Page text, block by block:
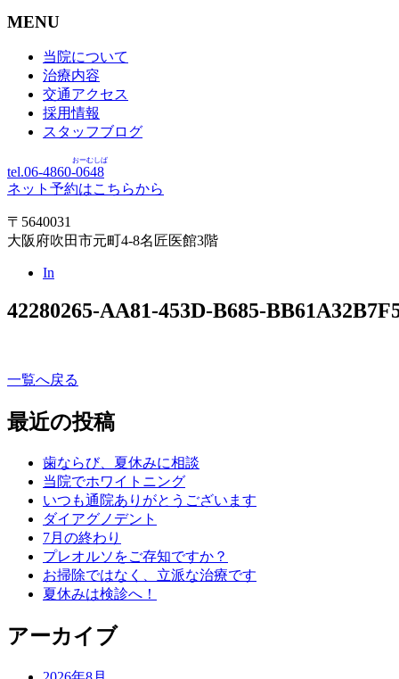
MENU
当院について
治療内容
交通アクセス
採用情報
スタッフブログ
tel.06-4860-0648
おーむしば
ネット予約はこちらから
〒5640031
大阪府吹田市元町4-8名匠医館3階
In
42280265-AA81-453D-B685-
一覧へ戻る
最近の投稿
歯ならび、夏休みに相談
当院でホワイトニング
いつも通院ありがとうございます
ダイアグノデント
7月の終わり
プレオルソをご存知ですか？
お掃除ではなく、立派な治療です
夏休みは検診へ！
アーカイブ